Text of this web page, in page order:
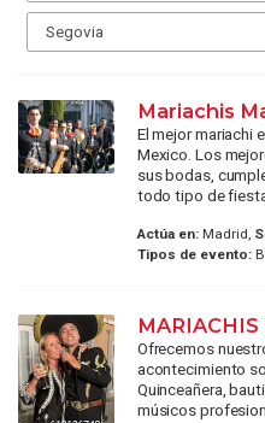
Mariachis
El mejor mariachi
Mexico. Los
sus bodas,
todo tipo de fiesta
Actúa en:Madrid,
Tipos de evento:
Ofrecemos
acontecimiento
Quinceañera,
músicos